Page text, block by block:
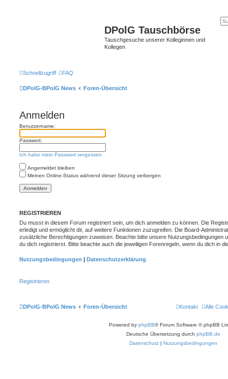
DPolG Tauschbörse
Tauschgesuche unserer Kolleginnen und
Kollegen
Schnellzugriff FAQ
DPolG-BPolG News Foren-Übersicht
Anmelden
Benutzername:
Passwort:
Ich habe mein Passwort vergessen
Angemeldet bleiben
Meinen Online-Status während dieser Sitzung verbergen
REGISTRIEREN
Du musst in diesem Forum registriert sein, um dich anmelden zu können. Die
erledigt und ermöglicht dir, auf weitere Funktionen zuzugreifen. Die Board-
zusätzliche Berechtigungen zuweisen. Beachte bitte unsere Nutzungsbedingungen
du dich registrierst. Bitte beachte auch die jeweiligen Forenregeln, wenn du dich in
Nutzungsbedingungen | Datenschutzerklärung
Registrieren
DPolG-BPolG News Foren-Übersicht Alle
Kontakt
Powered by phpBB® Forum Software © phpBB
Deutsche Übersetzung durch phpBB.de
Datenschutz | Nutzungsbedingungen